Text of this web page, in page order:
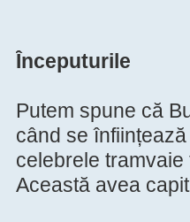
Începuturile
Putem spune că
când se
celebrele
Această avea